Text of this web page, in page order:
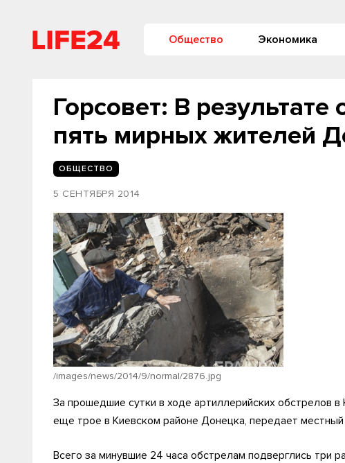
Общество Экономика
Горсовет: В
пять мирных жителей
ОБЩЕСТВО
5 СЕНТЯБРЯ 2014
/images/news/2014/9/normal/2876.jpg
За прошедшие сутки в ходе артиллерийских обстрелов
еще трое в Киевском районе Донецка, передает
Всего за минувшие 24 часа обстрелам подверглись три